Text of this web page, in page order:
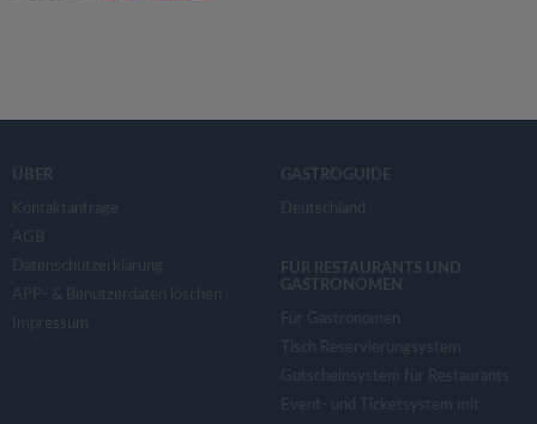
ÜBER
Kontaktanfrage
AGB
Datenschutzerklärung
APP- & Benutzerdaten löschen
Impressum
GASTROGUIDE
Deutschland
FÜR RESTAURANTS UND
GASTRONOMEN
Für Gastronomen
Tisch Reservierungsystem
Gutscheinsystem für Restaurants
Event- und Ticketsystem mit
i
o
n